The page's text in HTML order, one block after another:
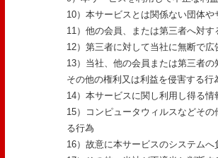
10）本サービスとは関係ない団体
11）他の会員、または第三者へ対す
12）第三者に対して当社に無断で
13）当社、他の会員または第三者
その他の権利又は利益を侵害する行
14）本サービスに関し利用し得る情
15）コンピュータウィルスなどそ
る行為
16）故意に本サービスのシステムへ